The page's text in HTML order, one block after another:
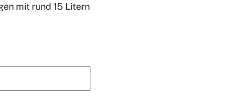
mit rund 15 Litern